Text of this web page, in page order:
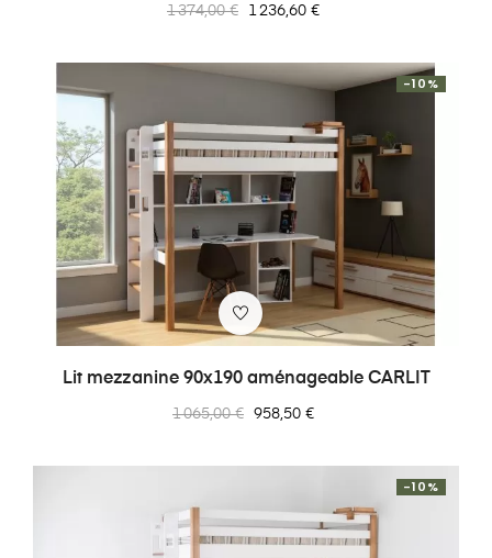
Prix
1 374,00 € Prix
1 236,60 €
Lit mezzanine 90x190 aménageable CARLIT
Prix
1 065,00 €
-10%
Prix
958,50 €
-10%